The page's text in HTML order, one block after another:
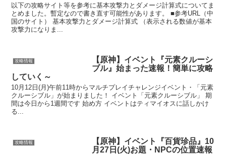
以下の攻略サイト等を参考に基本攻撃力とダメージ計算式についてま
とめました。暫定なので書き直す可能性があります。 ■参考URL（中
国のサイト） 基本攻撃力とダメージ計算式 （表示される数値が基本
攻撃力になりま...
攻略情報
【原神】イベント『元素クルーシ
ブル』始まった速報！簡単に攻略
していく～
10月12日(月)午前11時からマルチプレイチャレンジイベント・「元素
クルーシブル」が始まりました！ イベント「元素クルーシブル」 期
間は今日から1週間です 始め方 イベントはティマイオスに話しかけ
る...
攻略情報
【原神】イベント『百貨珍品』10
月27日(火)お題・NPCの位置速報